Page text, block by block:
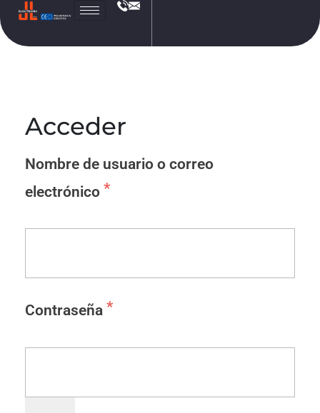
Acceder
Nombre de usuario o correo
electrónico *
Contraseña *